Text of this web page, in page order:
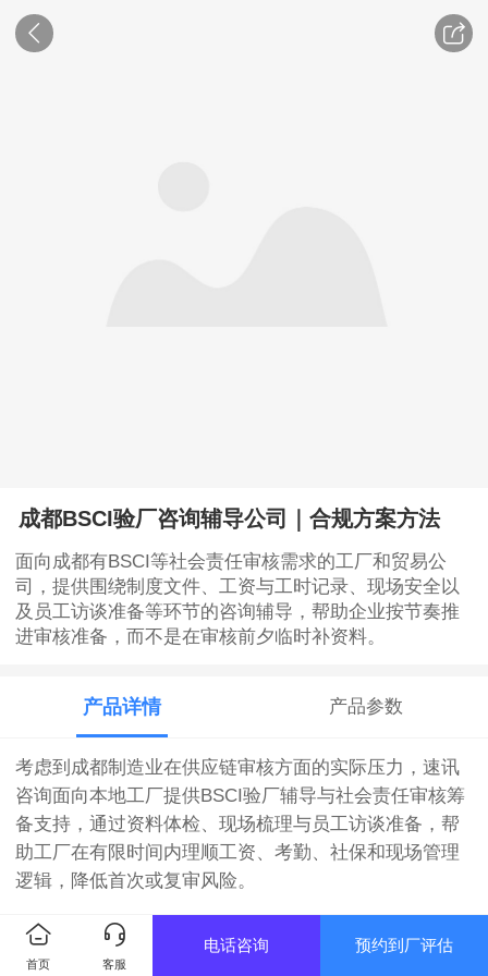
成都BSCI验厂咨询辅导公司｜合规方案方法
面向成都有BSCI等社会责任审核需求的工厂和贸易公
司，提供围绕制度文件、工资与工时记录、现场安全以
及员工访谈准备等环节的咨询辅导，帮助企业按节奏推
进审核准备，而不是在审核前夕临时补资料。
产品详情 产品参数
考虑到成都制造业在供应链审核方面的实际压力，速讯
咨询面向本地工厂提供BSCI验厂辅导与社会责任审核筹
备支持，通过资料体检、现场梳理与员工访谈准备，帮
助工厂在有限时间内理顺工资、考勤、社保和现场管理
逻辑，降低首次或复审风险。
【服务简介】
首页 客服
电话咨询 预约到厂评估